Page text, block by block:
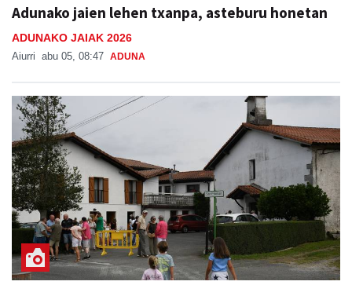
Adunako jaien lehen txanpa, asteburu honetan
ADUNAKO JAIAK 2026
Aiurri abu 05, 08:47 ADUNA